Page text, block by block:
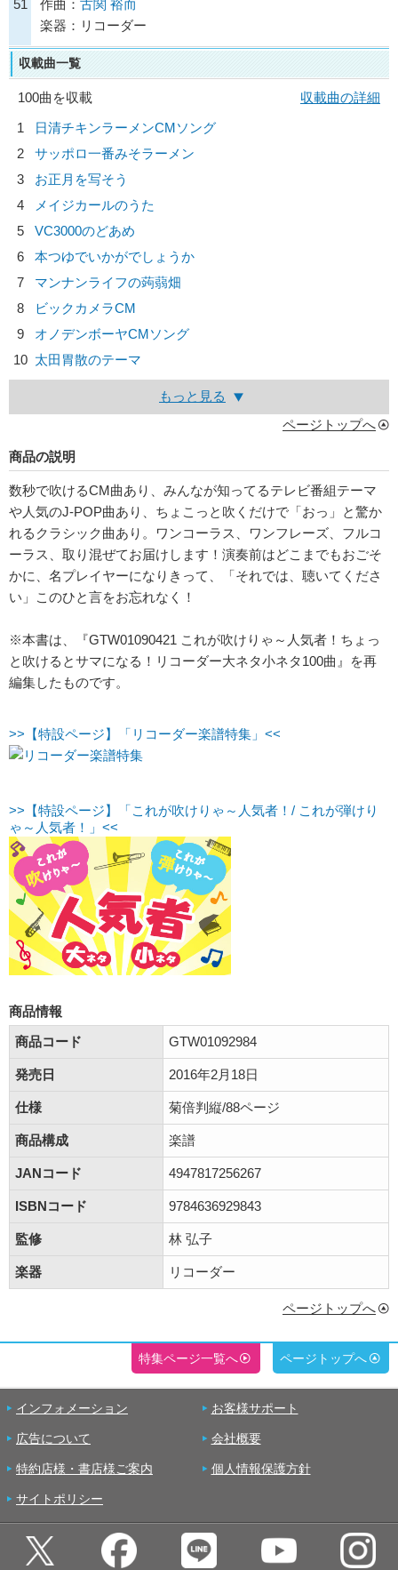
51
作曲： 古関 裕而
楽器：リコーダー
収載曲一覧
100曲を収載
収載曲の詳細
1
日清チキンラーメンCMソング
2
サッポロ一番みそラーメン
3
お正月を写そう
4
メイジカールのうた
5
VC3000のどあめ
6
本つゆでいかがでしょうか
7
マンナンライフの蒟蒻畑
8
ビックカメラCM
9
オノデンボーヤCMソング
10 太田胃散のテーマ
もっと見る
ページトップへ
商品の説明
数秒で吹けるCM曲あり、みんなが知ってるテレビ番組テーマ
や人気のJ-POP曲あり、ちょこっと吹くだけで「おっ」と驚か
れるクラシック曲あり。ワンコーラス、ワンフレーズ、フルコ
ーラス、取り混ぜてお届けします！演奏前はどこまでもおごそ
かに、名プレイヤーになりきって、「それでは、聴いてくださ
い」このひと言をお忘れなく！
※本書は、『GTW01090421 これが吹けりゃ～人気者！ちょっ
と吹けるとサマになる！リコーダー大ネタ小ネタ100曲』を再
編集したものです。
>>【特設ページ】「リコーダー楽譜特集」<<
>>【特設ページ】「これが吹けりゃ～人気者！/ これが弾けり
ゃ～人気者！」<<
商品情報
商品コード
GTW01092984
発売日 2016年2月18日
仕様 菊倍判縦/88ページ
商品構成 楽譜
JANコード 4947817256267
ISBNコード 9784636929843
監修 林 弘子
楽器 リコーダー
ページトップへ
特集ページ一覧へ ページトップへ
インフォメーション お客様サポート
広告について 会社概要
特約店様・書店様ご案内 個人情報保護方針
サイトポリシー